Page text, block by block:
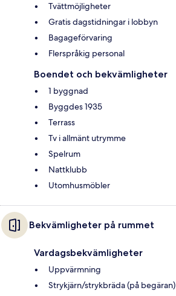
Tvättmöjligheter
Gratis dagstidningar i lobbyn
Bagageförvaring
Flerspråkig personal
Boendet och bekvämligheter
1 byggnad
Byggdes 1935
Terrass
Tv i allmänt utrymme
Spelrum
Nattklubb
Utomhusmöbler
Bekvämligheter på rummet
Vardagsbekvämligheter
Uppvärmning
Strykjärn/strykbräda (på begäran)